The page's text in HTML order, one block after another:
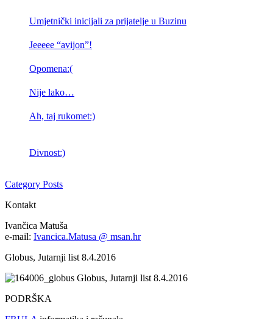
Umjetnički inicijali za prijatelje u Buzinu
Jeeeee “avijon”!
Opomena:(
Nije lako…
Ah, taj rukomet:)
Divnost:)
Category Posts
Kontakt
Ivančica Matuša
e-mail: Ivancica.Matusa @ msan.hr
Globus, Jutarnji list 8.4.2016
Globus, Jutarnji list 8.4.2016
PODRŠKA